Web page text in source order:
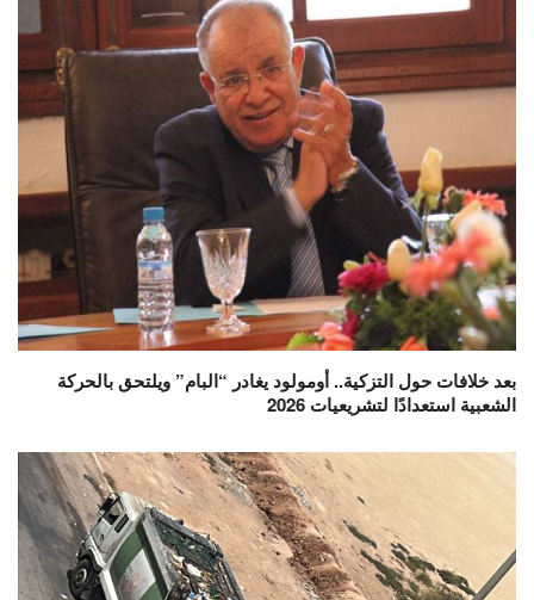
بعد خلافات حول التزكية.. أومولود يغادر “البام” ويلتحق بالحركة
الشعبية استعدادًا لتشريعيات 2026